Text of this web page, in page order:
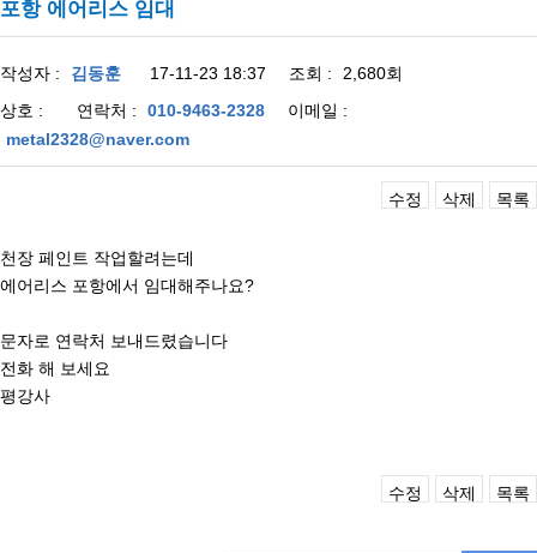
포항 에어리스 임대
작성자 : 김동훈 17-11-23 18:37 조회 :
2,680회
상호 :
연락처 : 010-9463-2328
이메일 :
metal2328@naver.com
수정 삭제 목록
천장 페인트 작업할려는데
에어리스 포항에서 임대해주나요?
문자로 연락처 보내드렸습니다
전화 해 보세요
평강사
수정 삭제 목록